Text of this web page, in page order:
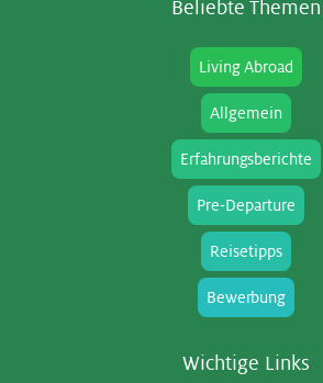
Be­lieb­te The­men
Living Abroad
Allgemein
Erfahrungsberichte
Pre-Departure
Reisetipps
Bewerbung
Wich­ti­ge Links